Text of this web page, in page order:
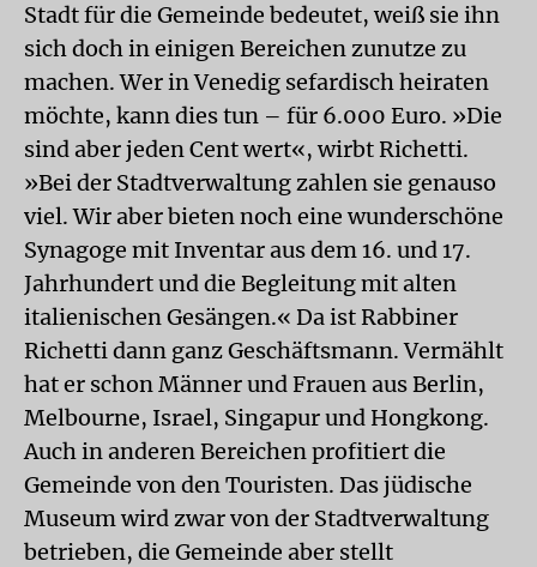
Stadt für die Gemeinde bedeutet, weiß sie ihn
sich doch in einigen Bereichen zunutze zu
machen. Wer in Venedig sefardisch heiraten
möchte, kann dies tun – für 6.000 Euro. »Die
sind aber jeden Cent wert«, wirbt Richetti.
»Bei der Stadtverwaltung zahlen sie genauso
viel. Wir aber bieten noch eine wunderschöne
Synagoge mit Inventar aus dem 16. und 17.
Jahrhundert und die Begleitung mit alten
italienischen Gesängen.« Da ist Rabbiner
Richetti dann ganz Geschäftsmann. Vermählt
hat er schon Männer und Frauen aus Berlin,
Melbourne, Israel, Singapur und Hongkong.
Auch in anderen Bereichen profitiert die
Gemeinde von den Touristen. Das jüdische
Museum wird zwar von der Stadtverwaltung
betrieben, die Gemeinde aber stellt